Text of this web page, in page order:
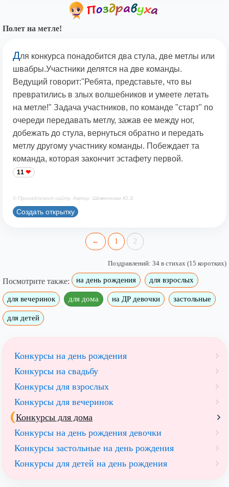
Полет на метле!
Для конкурса понадобится два стула, две метлы или
швабры.Участники делятся на две команды.
Ведущий говорит:"Ребята, представьте, что вы
превратились в злых волшебников и умеете летать
на метле!" Задача участников, по команде "старт" по
очереди передавать метлу, зажав ее между ног,
добежать до стула, вернуться обратно и передать
метлу другому участнику команды. Побеждает та
команда, которая закончит эстафету первой.
11
© Принадлежит сайту. Автор: Шеменкова Ю.Э.
Создать открытку
← 1 2
Поздравлений: 34 в стихах (15 коротких)
Посмотрите также: на день рождения для взрослых
для вечеринок для дома на ДР девочки застольные
для детей
Конкурсы на день рождения
Конкурсы на свадьбу
Конкурсы для взрослых
Конкурсы для вечеринок
Конкурсы для дома
Конкурсы на день рождения девочки
Конкурсы застольные на день рождения
Конкурсы для детей на день рождения